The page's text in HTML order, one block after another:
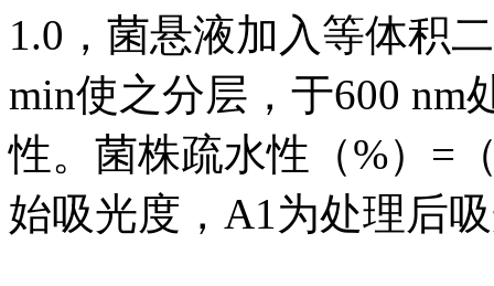
1.0，菌悬液加入等体积
min使之分层，于600 nm
性。菌株疏水性（%）=
始吸光度，A1为处理后